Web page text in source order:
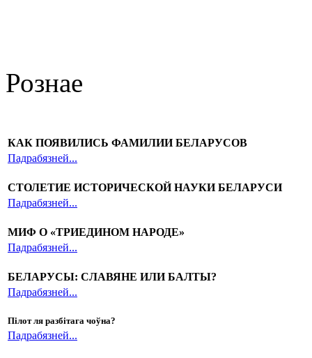
Рознае
КАК ПОЯВИЛИСЬ ФАМИЛИИ БЕЛАРУСОВ
Падрабязней...
СТОЛЕТИЕ ИСТОРИЧЕСКОЙ НАУКИ БЕЛАРУСИ
Падрабязней...
МИФ О «ТРИЕДИНОМ НАРОДЕ»
Падрабязней...
БЕЛАРУСЫ: СЛАВЯНЕ ИЛИ БАЛТЫ?
Падрабязней...
Пілот ля разбітага чоўна?
Падрабязней...